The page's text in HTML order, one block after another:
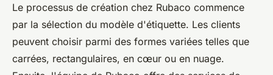
Le processus de création chez Rubaco commence
par la sélection du modèle d'étiquette. Les clients
peuvent choisir parmi des formes variées telles que
carrées, rectangulaires, en cœur ou en nuage.